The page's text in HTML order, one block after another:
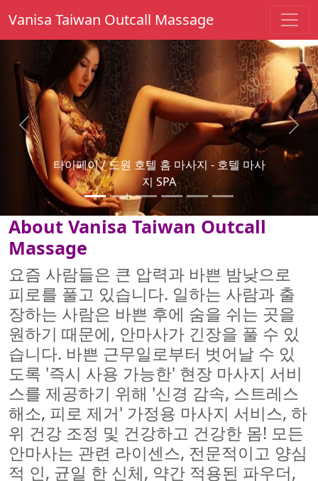
Vanisa Taiwan Outcall Massage
타이 페이는 마사지 - 부부 마사지를 파견했
다.
Previous Next
About Vanisa Taiwan Outcall
Massage
요즘 사람들은 큰 압력과 바쁜 밤낮으로
피로를 풀고 있습니다. 일하는 사람과 출
장하는 사람은 바쁜 후에 숨을 쉬는 곳을
원하기 때문에, 안마사가 긴장을 풀 수 있
습니다. 바쁜 근무일로부터 벗어날 수 있
도록 '즉시 사용 가능한' 현장 마사지 서비
스를 제공하기 위해 '신경 감속, 스트레스
해소, 피로 제거' 가정용 마사지 서비스, 하
위 건강 조정 및 건강하고 건강한 몸! 모든
안마사는 관련 라이센스, 전문적이고 양심
적 인, 균일 한 신체, 약간 적용된 파우더,